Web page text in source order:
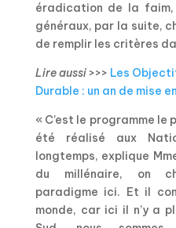
éradication de la faim,
généraux, par la suite,
de remplir les critères
Lire aussi>>> Les
Durable : un an de mise
« C’est le programme le
été réalisé aux
longtemps, explique
du millénaire, on
paradigme ici. Et il
monde, car ici il n’y a